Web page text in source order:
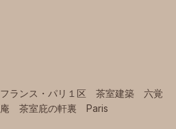
フランス・パリ１区 茶室建築 六覚
庵 茶室庇の軒裏 Paris